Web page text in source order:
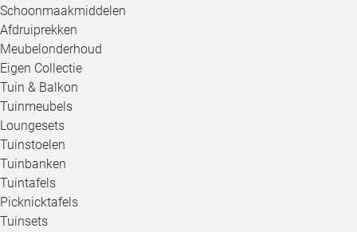
Schoonmaakmiddelen
Afdruiprekken
Meubelonderhoud
Eigen Collectie
Tuin & Balkon
Tuinmeubels
Loungesets
Tuinstoelen
Tuinbanken
Tuintafels
Picknicktafels
Tuinsets